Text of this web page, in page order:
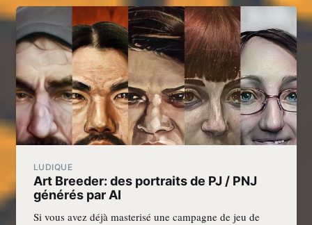
LUDIQUE
Art Breeder: des portraits de PJ / PNJ
générés par AI
Si vous avez déjà masterisé une campagne de jeu de